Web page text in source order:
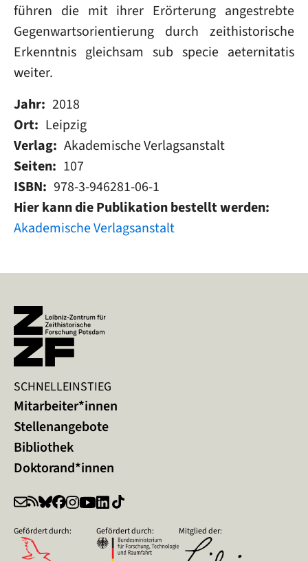
führen die mit ihrer Erörterung angestrebte
Gegenwartsorientierung durch zeithistorische
Erkenntnis gleichsam sub specie aeternitatis
weiter.
Jahr 2018
Ort
Leipzig
Verlag Akademische Verlagsanstalt
Seiten
107
ISBN
978-3-946281-06-1
Hier kann die Publikation bestellt werden
Akademische Verlagsanstalt
SCHNELLEINSTIEG
Mitarbeiter*innen
Stellenangebote
Bibliothek
Doktorand*innen
Gefördert durch: Gefördert durch: Mitglied der: